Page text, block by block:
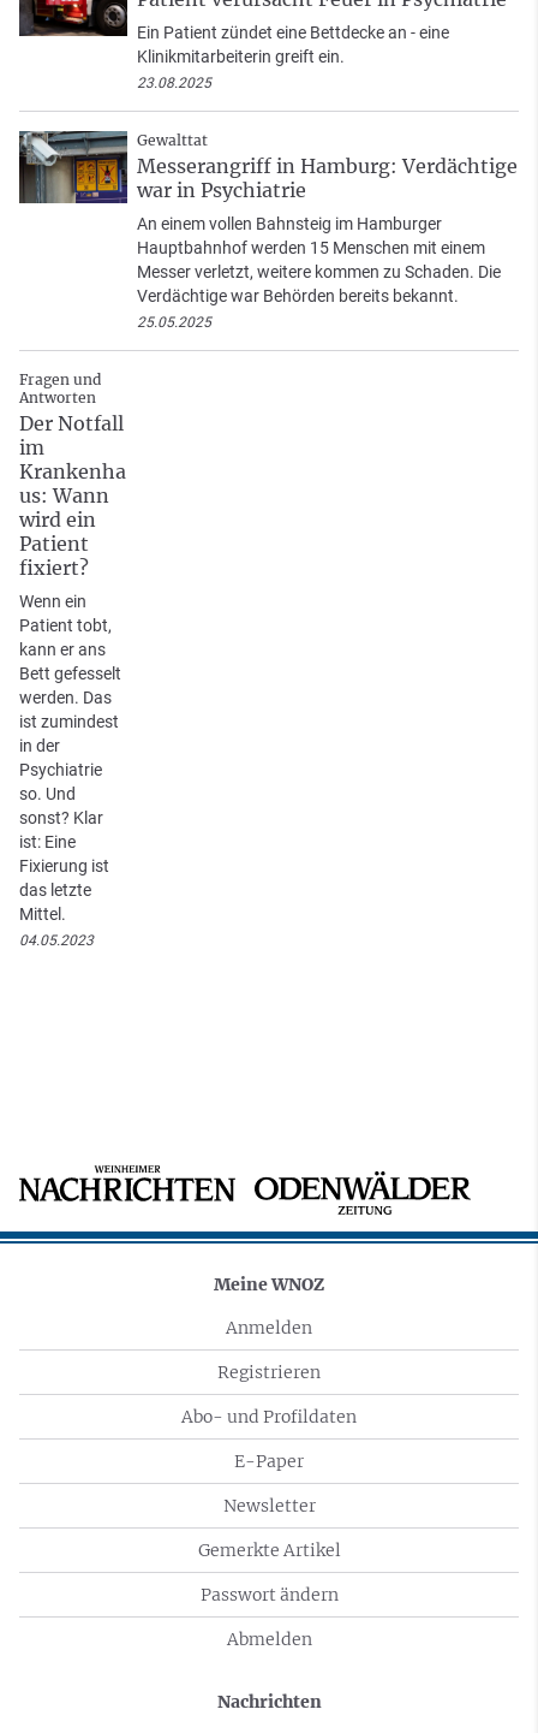
Ein Patient zündet eine Bettdecke an - eine
Klinikmitarbeiterin greift ein.
23.08.2025
Gewalttat
Messerangriff in Hamburg: Verdächtige
war in Psychiatrie
An einem vollen Bahnsteig im Hamburger
Hauptbahnhof werden 15 Menschen mit einem
Messer verletzt, weitere kommen zu Schaden. Die
Verdächtige war Behörden bereits bekannt.
25.05.2025
Fragen und
Antworten
Der Notfall
im
Krankenha
us: Wann
wird ein
Patient
fixiert?
Wenn ein
Patient tobt,
kann er ans
Bett gefesselt
werden. Das
ist zumindest
in der
Psychiatrie
so. Und
sonst? Klar
ist: Eine
Fixierung ist
das letzte
Mittel.
04.05.2023
Meine WNOZ
Anmelden
Registrieren
Abo- und Profildaten
E-Paper
Newsletter
Gemerkte Artikel
Passwort ändern
Abmelden
Nachrichten